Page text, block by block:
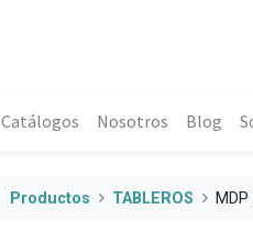
Catálogos Nosotros Blog
Productos TABLEROS